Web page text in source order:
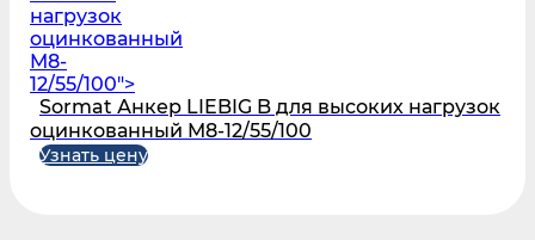
нагрузок
оцинкованный
M8-
12/55/100">
Sormat Анкер LIEBIG B для высоких нагрузок
оцинкованный M8-12/55/100
Узнать цену